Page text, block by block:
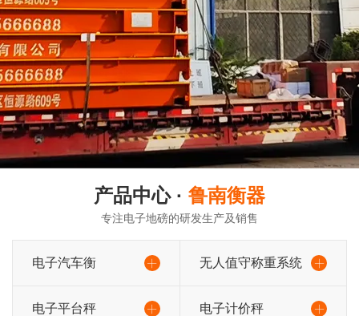
产品中心 · 鲁南衡器
专注电子地磅的研发生产及销售
电子汽车衡 无人值守称重系统
电子平台秤 电子计价秤